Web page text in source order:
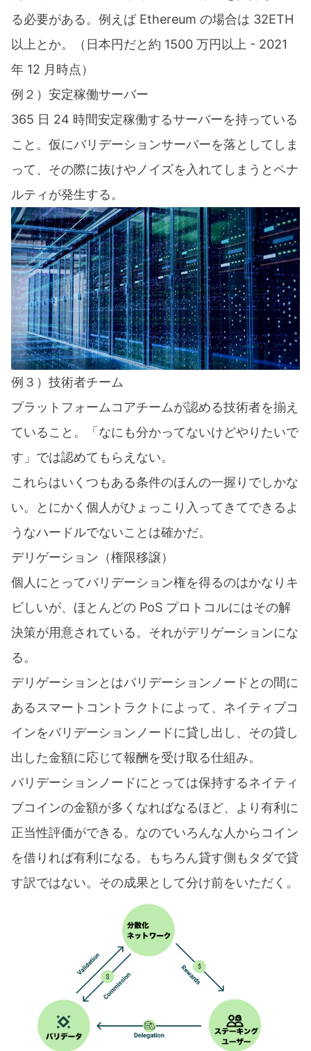
る必要がある。例えば Ethereum の場合は 32ETH
以上とか。（日本円だと約 1500 万円以上 - 2021
年 12 月時点）
例２）安定稼働サーバー
365 日 24 時間安定稼働するサーバーを持っている
こと。仮にバリデーションサーバーを落としてしま
って、その際に抜けやノイズを入れてしまうとペナ
ルティが発生する。
例３）技術者チーム
プラットフォームコアチームが認める技術者を揃え
ていること。「なにも分かってないけどやりたいで
す」では認めてもらえない。
これらはいくつもある条件のほんの一握りでしかな
い。とにかく個人がひょっこり入ってきてできるよ
うなハードルでないことは確かだ。
デリゲーション（権限移譲）
個人にとってバリデーション権を得るのはかなりキ
ビしいが、ほとんどの PoS プロトコルにはその解
決策が用意されている。それがデリゲーションにな
る。
デリゲーションとはバリデーションノードとの間に
あるスマートコントラクトによって、ネイティブコ
インをバリデーションノードに貸し出し、その貸し
出した金額に応じて報酬を受け取る仕組み。
バリデーションノードにとっては保持するネイティ
ブコインの金額が多くなればなるほど、より有利に
正当性評価ができる。なのでいろんな人からコイン
を借りれば有利になる。もちろん貸す側もタダで貸
す訳ではない。その成果として分け前をいただく。